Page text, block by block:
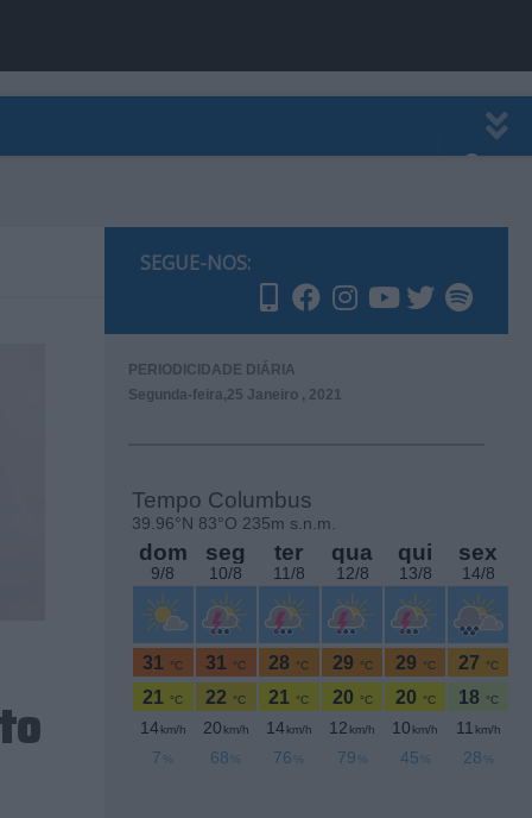
SEGUE-NOS:
PERIODICIDADE DIÁRIA
Segunda-feira,25 Janeiro , 2021